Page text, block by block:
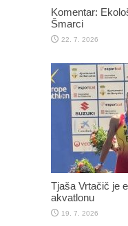
Komentar:
Šmarci
22. 7. 2026
Tjaša Vrtačič je
akvatlonu
19. 7. 2026